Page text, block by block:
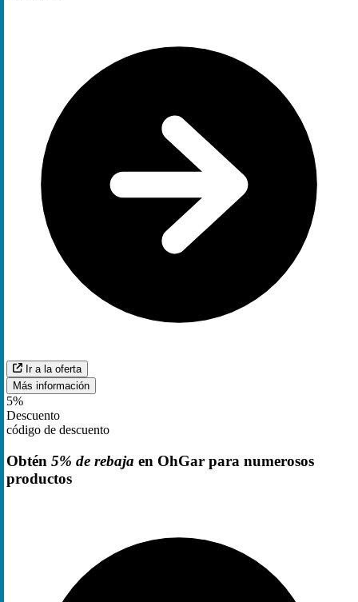
Ir a la oferta
Más información
5%
Descuento
código de descuento
Obtén 5% de rebaja en OhGar para numerosos
productos